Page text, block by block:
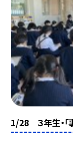
1/28 ３年生・「